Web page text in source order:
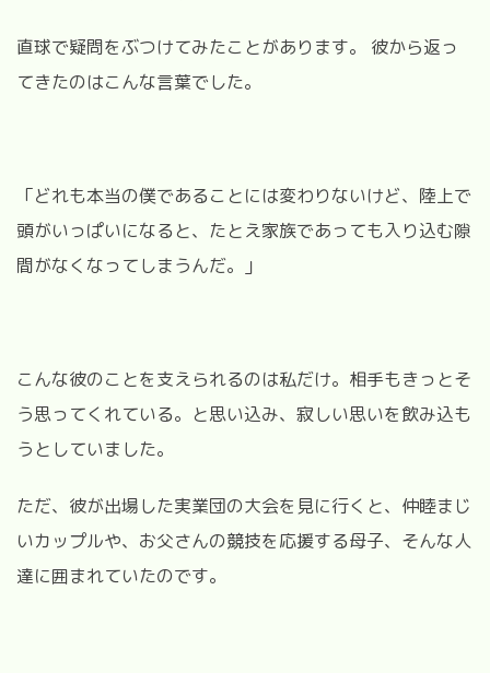
直球で疑問をぶつけてみたことがあります。 彼から返っ
てきたのはこんな言葉でした。
「どれも本当の僕であることには変わりないけど、陸上で
頭がいっぱいになると、たとえ家族であっても入り込む隙
間がなくなってしまうんだ。」
こんな彼のことを支えられるのは私だけ。相手もきっとそ
う思ってくれている。と思い込み、寂しい思いを飲み込も
うとしていました。
ただ、彼が出場した実業団の大会を見に行くと、仲睦まじ
いカップルや、お父さんの競技を応援する母子、そんな人
達に囲まれていたのです。